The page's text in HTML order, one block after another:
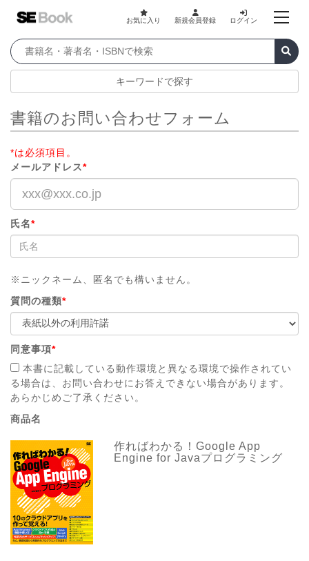
お気に入り 新規会員登録 ログイン
キーワードで探す
書籍のお問い合わせフォーム
*は必須項目。
メールアドレス*
氏名*
※ニックネーム、匿名でも構いません。
質問の種類*
同意事項*
本書に記載している動作環境と異なる環境で操作されてい
る場合は、お問い合わせにお答えできない場合があります。
あらかじめご了承ください。
商品名
作ればわかる！Google App
Engine for Javaプログラミング